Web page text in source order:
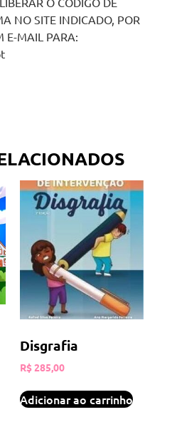
NO SITE INDICADO, POR
E-MAIL PARA:
Disgrafia
R$285,00
Adicionar ao carrinho